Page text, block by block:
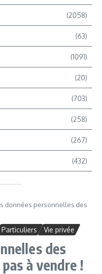
(2058)
(63)
(1091)
(20)
(703)
(258)
(267)
(432)
données personnelles des
Particuliers Vie privée
des
à vendre !